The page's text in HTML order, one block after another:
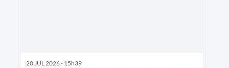
20 JUL 2026 - 15h39